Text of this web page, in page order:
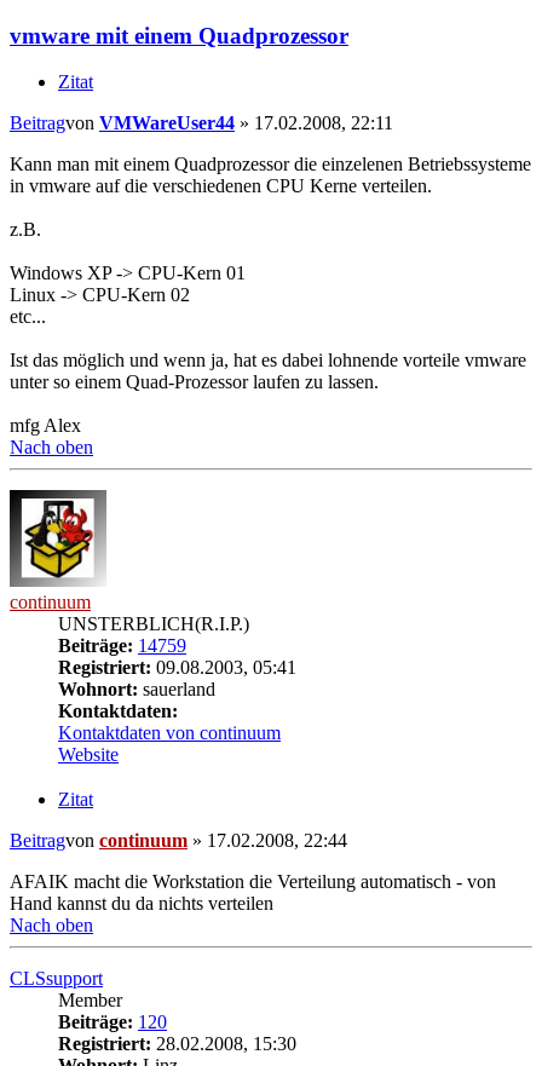
vmware mit einem Quadprozessor
Zitat
Beitragvon VMWareUser44 » 17.02.2008, 22:11
Kann man mit einem Quadprozessor die einzelenen Betriebssysteme
in vmware auf die verschiedenen CPU Kerne verteilen.
z.B.
Windows XP -> CPU-Kern 01
Linux -> CPU-Kern 02
etc...
Ist das möglich und wenn ja, hat es dabei lohnende vorteile vmware
unter so einem Quad-Prozessor laufen zu lassen.
mfg Alex
Nach oben
continuum
UNSTERBLICH(R.I.P.)
Beiträge: 14759
Registriert: 09.08.2003, 05:41
Wohnort: sauerland
Kontaktdaten:
Kontaktdaten von continuum
Website
Zitat
Beitragvon continuum » 17.02.2008, 22:44
AFAIK macht die Workstation die Verteilung automatisch - von
Hand kannst du da nichts verteilen
Nach oben
CLSsupport
Member
Beiträge: 120
Registriert: 28.02.2008, 15:30